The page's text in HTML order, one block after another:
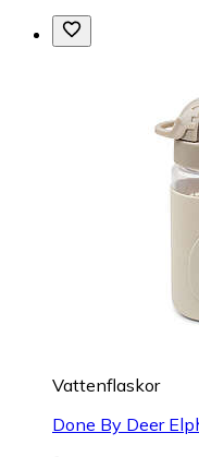
Vattenflaskor
Done By Deer